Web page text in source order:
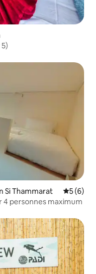
Si Thammarat
5 (6)
4 personnes maximum